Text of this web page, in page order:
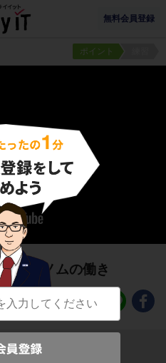
無料会員登録
ポイント
とゲノムの働き
人の学び直しまで